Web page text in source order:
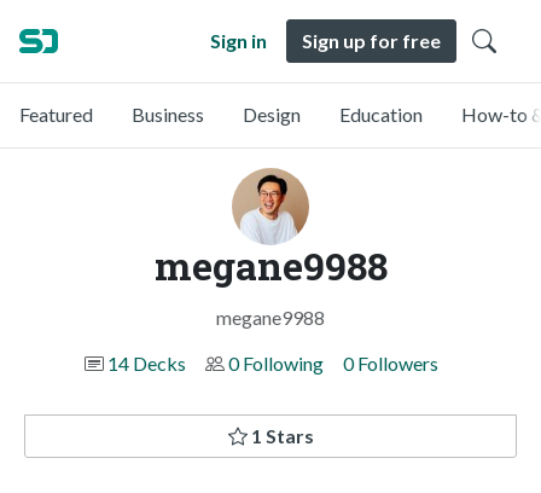
Sign in Sign up for free
Featured Business Design Education How-to
megane9988
megane9988
14 Decks
0 Following 0 Followers
1 Stars